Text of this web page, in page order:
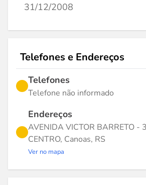
31/12/2008
Telefones e Endereços
Telefones
Telefone não informado
Endereços
AVENIDA VICTOR BARRETO -
CENTRO, Canoas, RS
Ver no mapa